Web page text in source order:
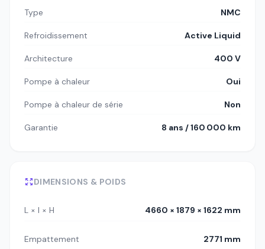
Type NMC
Refroidissement Active Liquid
Architecture 400 V
Pompe à chaleur Oui
Pompe à chaleur de série Non
Garantie 8 ans / 160 000 km
DIMENSIONS & POIDS
L × l × H 4660 × 1879 × 1622 mm
Empattement 2771 mm